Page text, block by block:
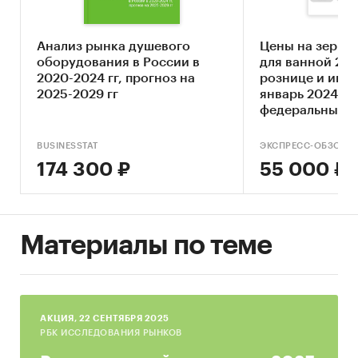
Оценка угроз со стороны основных товаров-
заменителей
Составление прогноза развития рынка до
Основные блоки исследования
Обзор рынка душевых кабин в Москве и
Московской области
кабин в Москве и Московской области
Анализ потребления душевых кабин
Прогноз объема рынка до 2030 г. в Москве и
Московской области
Анализ рынка душевого
оборудования в России в
2020-2024 гг, прогноз на
2025-2029 гг
BUSINESSTAT
174 300 ₽
Цены на
для ванной
рознице и
январь 2024.
федеральные
ЭКСПРЕСС-ОБЗОР
55 000 ₽
Материалы по теме
AКЦИЯ, 22 СЕНТЯБРЯ 2025
РБК ИССЛЕДОВАНИЯ РЫНКОВ